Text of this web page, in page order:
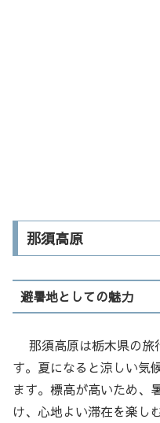
那須高原
避暑地としての魅力
那須高原は栃木県の旅
す。夏になると涼しい気
ます。標高が高いため、
け、心地よい滞在を楽し